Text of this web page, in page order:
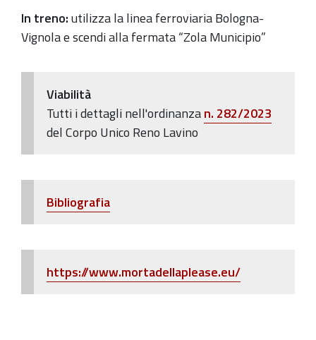
In treno:utilizza la linea ferroviaria Bologna-
Vignola e scendi alla fermata “Zola Municipio”
Viabilità
Tutti i dettagli nell'ordinanzan. 282/2023
del Corpo Unico Reno Lavino
Bibliografia
https://www.mortadellaplease.eu/